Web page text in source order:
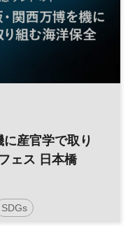
産官学で取り
ェス 日本橋
SDGs